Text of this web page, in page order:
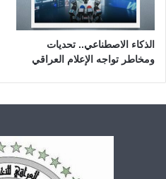
الذكاء الاصطناعي.. تحديات
ومخاطر تواجه الإعلام العراقي